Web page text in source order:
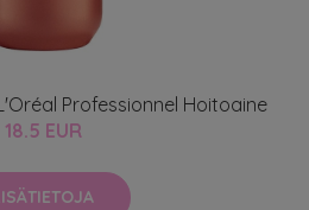
Professionnel Hoitoaine
18.5 EUR